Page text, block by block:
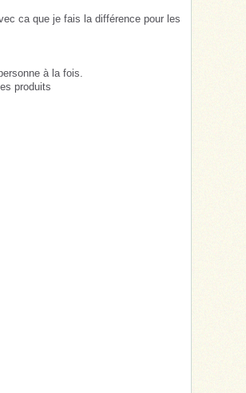
ca que je fais la différence pour les
à la fois.
produits